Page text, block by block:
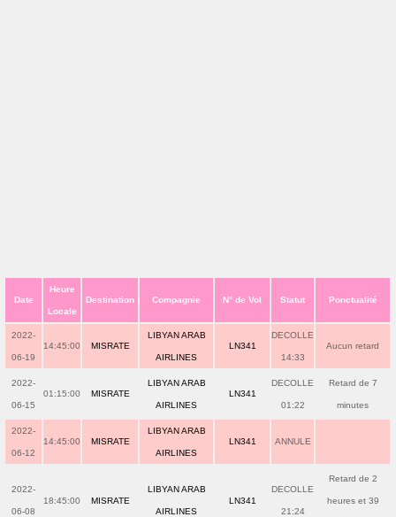
Date
Heure
Locale
Destination Compagnie N° de Vol Statut Ponctualité
2022-
06-19
14:45:00 MISRATE
LIBYAN ARAB
AIRLINES
LN341
DECOLLE
14:33
Aucun retard
2022-
06-15
01:15:00 MISRATE
LIBYAN ARAB
AIRLINES
LN341
DECOLLE
01:22
Retard de 7
minutes
2022-
06-12
14:45:00 MISRATE
LIBYAN ARAB
AIRLINES
LN341 ANNULE
2022-
06-08
18:45:00 MISRATE
LIBYAN ARAB
AIRLINES
LN341
DECOLLE
21:24
Retard de 2
heures et 39